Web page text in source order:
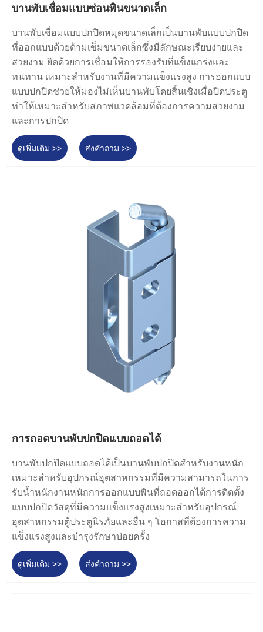
บานพับเชื่อมแบบซ่อนพินขนาดเล็ก
บานพับเชื่อมแบบปกปิดหมุดขนาดเล็กเป็นบานพับแบบปกปิด
ที่ออกแบบด้วยด้ามเข็มขนาดเล็กซึ่งมีลักษณะเรียบง่ายและ
สวยงาม ยึดด้วยการเชื่อมให้การรองรับที่แข็งแกร่งและ
ทนทาน เหมาะสำหรับงานที่มีความแข็งแรงสูง การออกแบบ
แบบปกปิดช่วยให้มองไม่เห็นบานพับโดยสิ้นเชิงเมื่อปิดประตู
ทำให้เหมาะสำหรับสภาพแวดล้อมที่ต้องการความสวยงาม
และการปกปิด
ดูเพิ่มเติม >> ส่งคำถาม >>
การถอดบานพับปกปิดแบบถอดได้
บานพับปกปิดแบบถอดได้เป็นบานพับปกปิดสำหรับงานหนัก
เหมาะสำหรับอุปกรณ์อุตสาหกรรมที่มีความสามารถในการ
รับน้ำหนักงานหนักการออกแบบพินที่ถอดออกได้การติดตั้ง
แบบปกปิดวัสดุที่มีความแข็งแรงสูงเหมาะสำหรับอุปกรณ์
อุตสาหกรรมตู้ประตูนิรภัยและอื่น ๆ โอกาสที่ต้องการความ
แข็งแรงสูงและบำรุงรักษาบ่อยครั้ง
ดูเพิ่มเติม >> ส่งคำถาม >>